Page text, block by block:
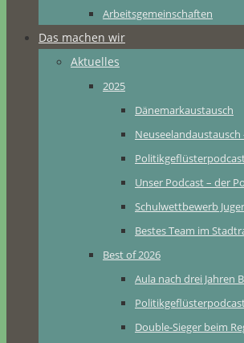
Arbeitsgemeinschaften
Das machen wir
Aktuelles
2025
Dänemarkaustausch
Neuseelandaustausch
Unser Podcast – der
Schulwettbewerb
Bestes Team im
Best of 2026
Aula nach drei Jahren
Double-Sieger beim